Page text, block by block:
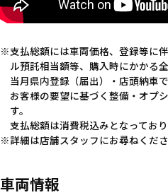
支払総額には車両価格、登録等に
ル預託相当額等、購入時にかかる
当月県内登録（届出）・店頭納車で
お客様の要望に基づく整備・オプ
す。
支払総額は消費税込みとなっており
詳細は店舗スタッフにお尋ねくださ
車両情報